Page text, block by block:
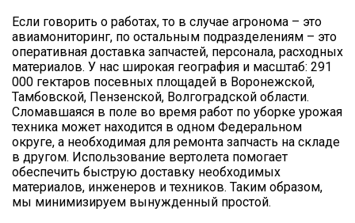
Если говорить о работах, то в случае агронома – это
авиамониторинг, по остальным подразделениям – это
оперативная доставка запчастей, персонала, расходных
материалов. У нас широкая география и масштаб: 291
000 гектаров посевных площадей в Воронежской,
Тамбовской, Пензенской, Волгоградской области.
Сломавшаяся в поле во время работ по уборке урожая
техника может находится в одном Федеральном
округе, а необходимая для ремонта запчасть на складе
в другом. Использование вертолета помогает
обеспечить быструю доставку необходимых
материалов, инженеров и техников. Таким образом,
мы минимизируем вынужденный простой.